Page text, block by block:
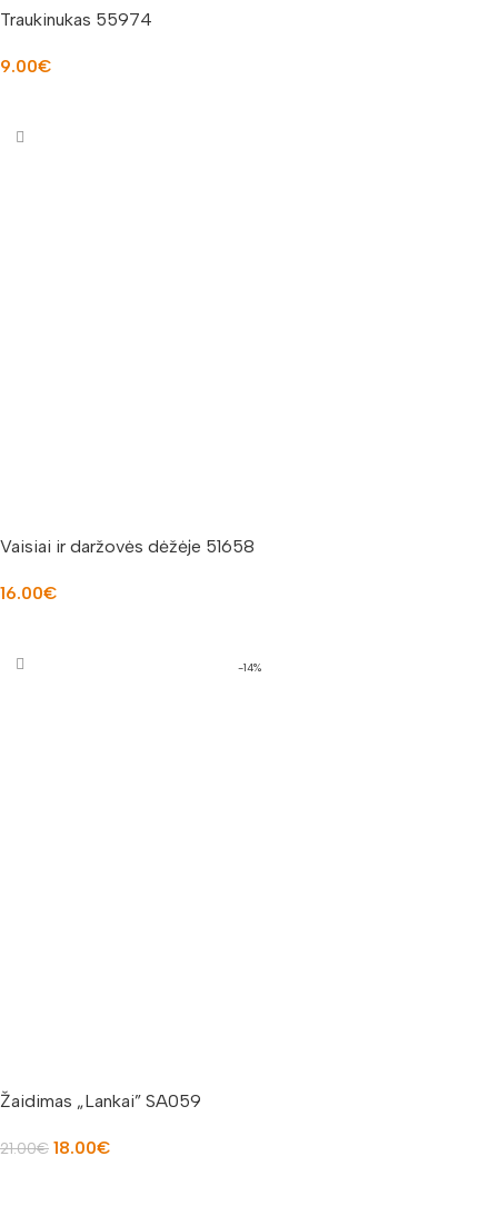
Traukinukas 55974
9.00€
Vaisiai ir daržovės dėžėje 51658
16.00€
-14%
Žaidimas „Lankai” SA059
21.00€ 18.00€